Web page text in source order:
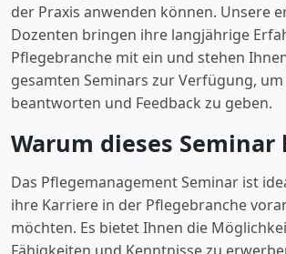
der Praxis anwenden können. Unsere
Dozenten bringen ihre langjährige
Pflegebranche mit ein und stehen
gesamten Seminars zur Verfügung, um
beantworten und Feedback zu geben.
Warum dieses Seminar
Das Pflegemanagement Seminar ist
ihre Karriere in der Pflegebranche
möchten. Es bietet Ihnen die